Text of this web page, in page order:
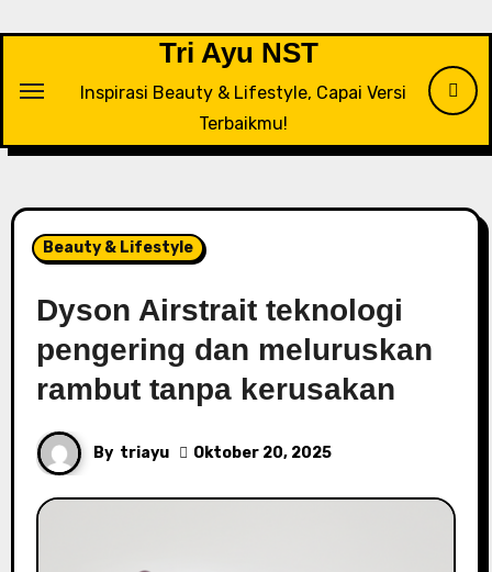
Tri Ayu NST
Inspirasi Beauty & Lifestyle, Capai Versi
Terbaikmu!
Beauty & Lifestyle
Dyson Airstrait teknologi
pengering dan meluruskan
rambut tanpa kerusakan
By triayu Oktober 20, 2025